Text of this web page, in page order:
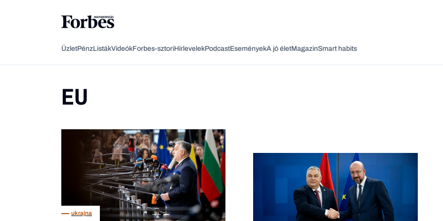
Vagy fedezze fel a következő témákat
Pénz
ÜzletPénzListákVideókForbes-sztoriHírlevelekPodcastEseményekA jó életMagazinSmart habits
EU
ukrajna